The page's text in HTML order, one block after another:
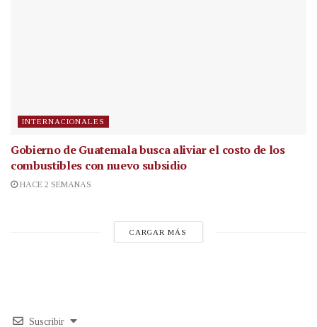
INTERNACIONALES
Gobierno de Guatemala busca aliviar el costo de los
combustibles con nuevo subsidio
HACE 2 SEMANAS
CARGAR MÁS
Suscribir